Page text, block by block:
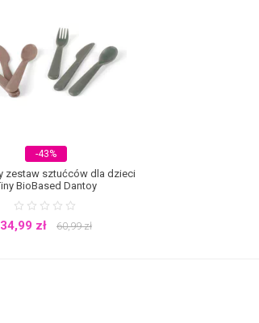
-43%
zestaw sztućców dla dzieci
BioBased Dantoy
34,99 zł 60,99zł